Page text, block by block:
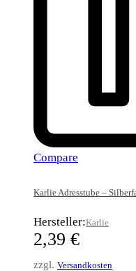
Compare
Karlie Adresstube –
Hersteller:Karlie
2,39 €
zzgl. Versandkosten